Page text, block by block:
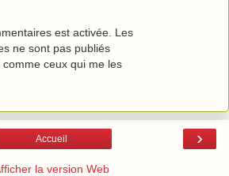
est activée. Les
ne sont pas publiés
ceux qui me les
›
Accueil
la version Web